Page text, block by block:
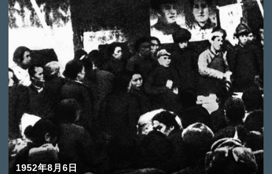
1952年8月6日